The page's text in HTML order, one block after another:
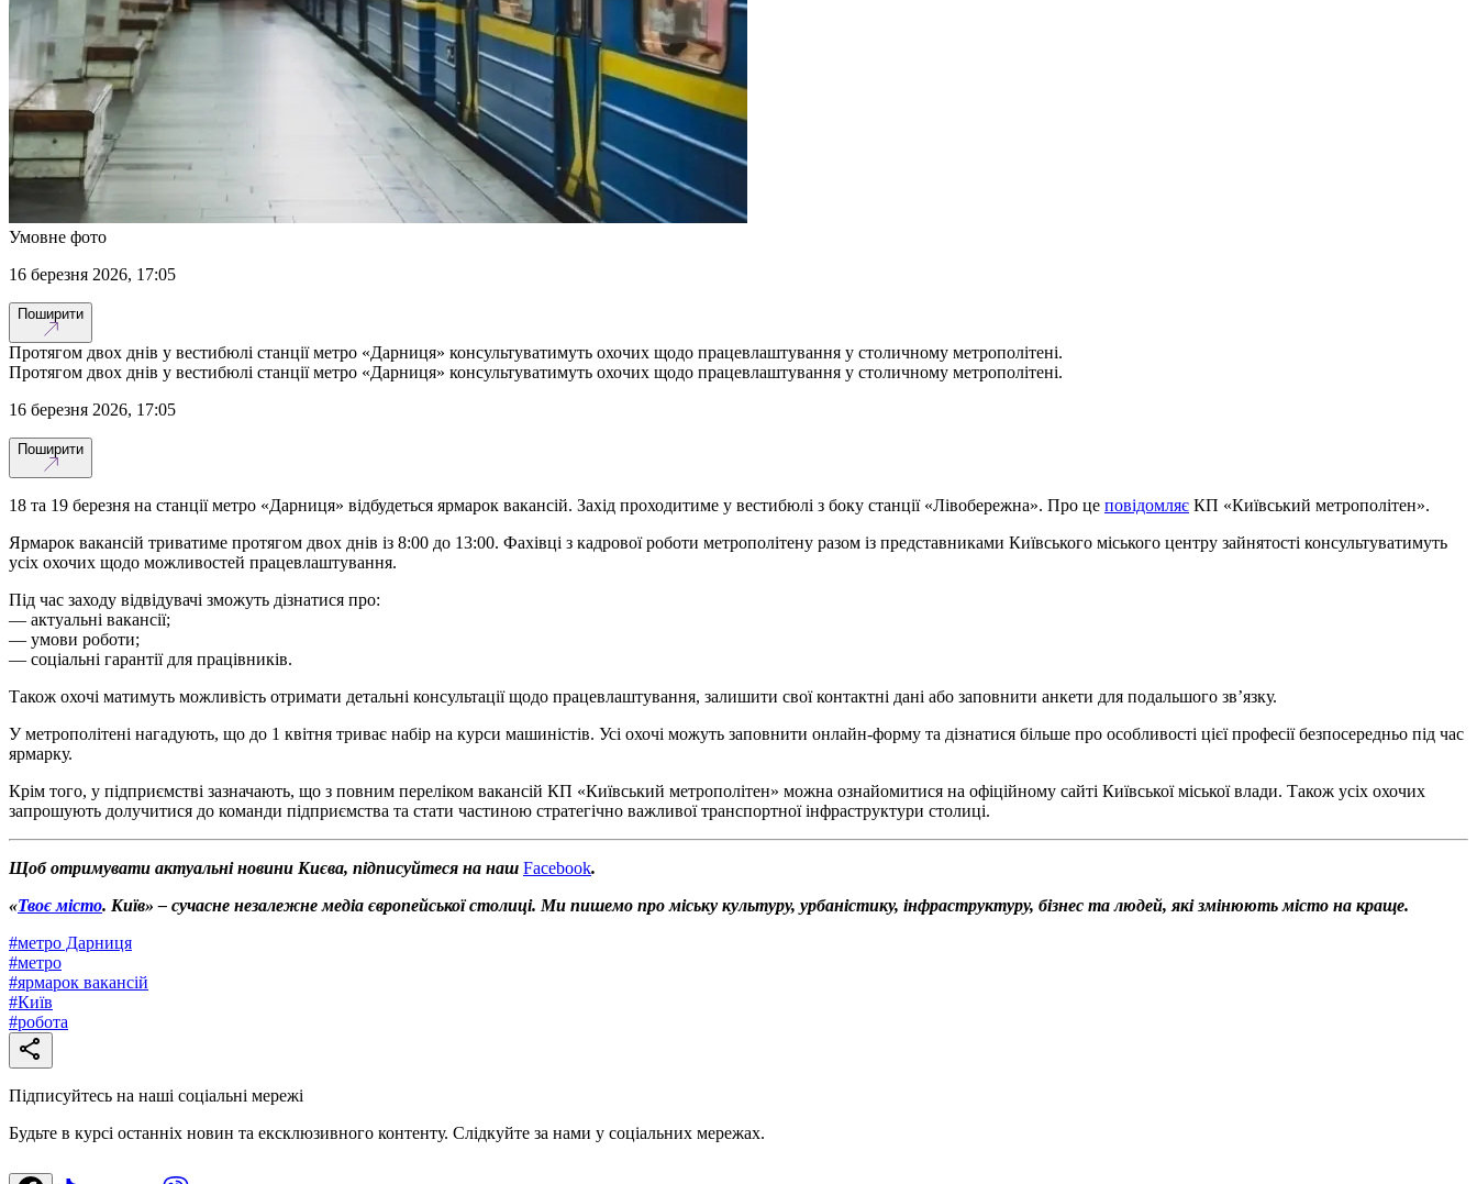
Умовне фото
16 березня 2026, 17:05
Поширити
Протягом двох днів у вестибюлі станції метро «Дарниця» консультуватимуть охочих щодо працевлаштування у столичному метрополітені.
Протягом двох днів у вестибюлі станції метро «Дарниця» консультуватимуть охочих щодо працевлаштування у столичному метрополітені.
16 березня 2026, 17:05
Поширити
18 та 19 березня на станції метро «Дарниця» відбудеться ярмарок вакансій. Захід проходитиме у вестибюлі з боку станції «Лівобережна». Про це повідомляє КП «Київський метрополітен».
Ярмарок вакансій триватиме протягом двох днів із 8:00 до 13:00. Фахівці з кадрової роботи метрополітену разом із представниками Київського міського центру зайнятості консультуватимуть
усіх охочих щодо можливостей працевлаштування.
Під час заходу відвідувачі зможуть дізнатися про:
— актуальні вакансії;
— умови роботи;
— соціальні гарантії для працівників.
Також охочі матимуть можливість отримати детальні консультації щодо працевлаштування, залишити свої контактні дані або заповнити анкети для подальшого зв’язку.
У метрополітені нагадують, що до 1 квітня триває набір на курси машиністів. Усі охочі можуть заповнити онлайн-форму та дізнатися більше про особливості цієї професії безпосередньо під час
ярмарку.
Крім того, у підприємстві зазначають, що з повним переліком вакансій КП «Київський метрополітен» можна ознайомитися на офіційному сайті Київської міської влади. Також усіх охочих
запрошують долучитися до команди підприємства та стати частиною стратегічно важливої транспортної інфраструктури столиці.
Щоб отримувати актуальні новини Києва, підписуйтеся на наш Facebook.
«Твоє місто. Київ» – сучасне незалежне медіа європейської столиці. Ми пишемо про міську культуру, урбаністику, інфраструктуру, бізнес та людей, які змінюють місто на краще.
#метро Дарниця
#метро
#ярмарок вакансій
#Київ
#робота
Підписуйтесь на наші соціальні мережі
Будьте в курсі останніх новин та ексклюзивного контенту. Слідкуйте за нами у соціальних мережах.